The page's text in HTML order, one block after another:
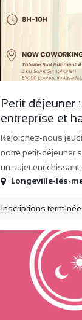
Petit déjeuner
entreprise et
Rejoignez-nous
notre petit-déjeuner
un sujet enrichissant.
Longeville-lès-
Inscriptions